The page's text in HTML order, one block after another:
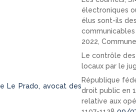
Le Prado, avocat des
électroniques
élus sont-ils
communicables
2022,
Le contrôle
locaux par le
République
droit public en
relative aux